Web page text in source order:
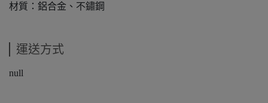
材質：鋁合金、不鏽鋼
運送方式
null